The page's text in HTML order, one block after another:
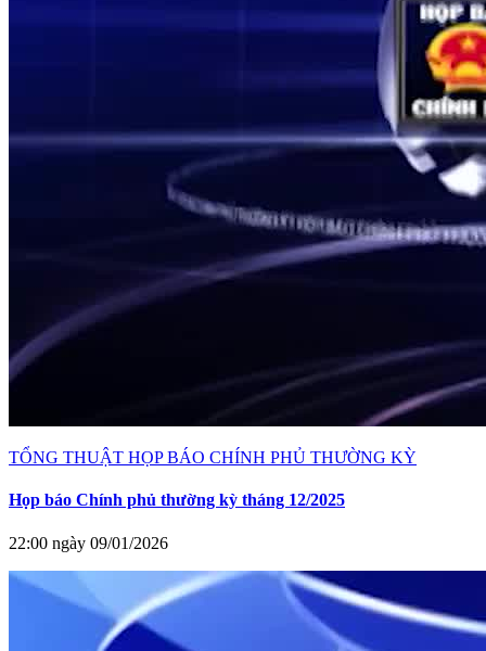
TỔNG THUẬT HỌP BÁO CHÍNH PHỦ THƯỜNG KỲ
Họp báo Chính phủ thường kỳ tháng 12/2025
22:00 ngày 09/01/2026